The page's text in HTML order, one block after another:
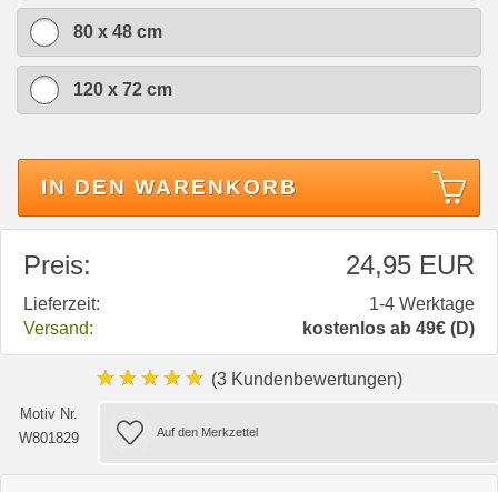
80 x 48 cm
120 x 72 cm
IN DEN WARENKORB
Preis: 24,95 EUR
Lieferzeit:
1-4 Werktage
Versand:
kostenlos ab 49€ (D)
★★★★★ (3 Kundenbewertungen)
Motiv Nr.
W801829